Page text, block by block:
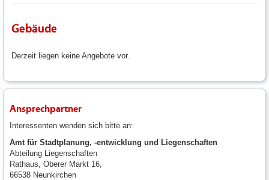
Gebäude
Derzeit liegen keine Angebote vor.
Ansprechpartner
Interessenten wenden sich bitte an:
Amt für Stadtplanung, -entwicklung und Liegenschaften
Abteilung Liegenschaften
Rathaus, Oberer Markt 16,
66538 Neunkirchen